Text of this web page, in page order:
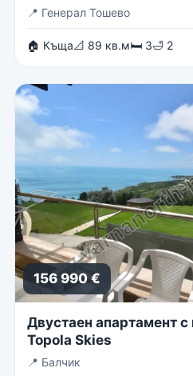
📍 Генерал Тошево
🏠 Къща📐 89 кв.м🛏 3🛁 2
156 990 €
Двустаен апартамент с
Topola Skies
📍 Балчик